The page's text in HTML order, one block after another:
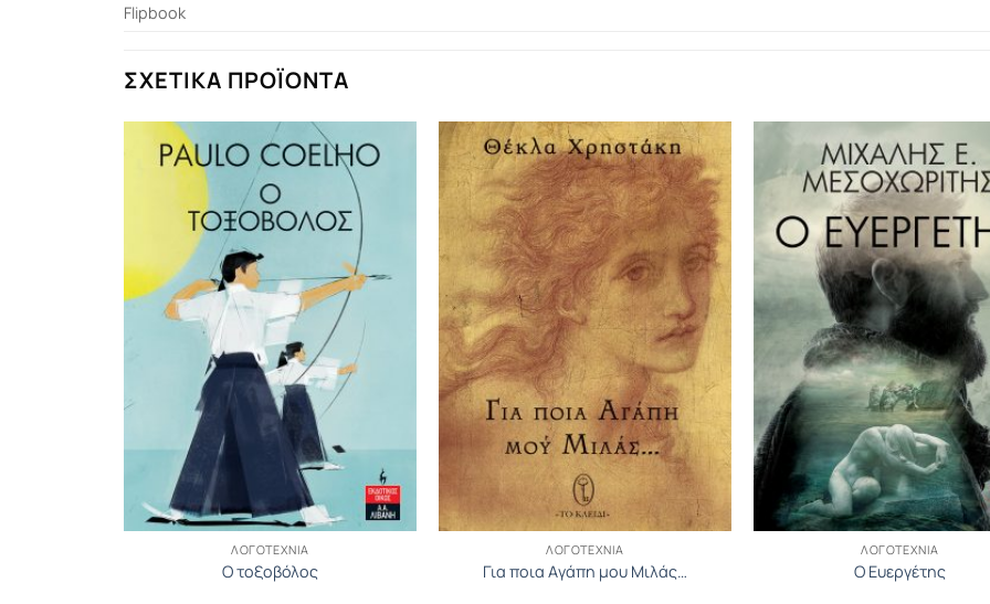
Flipbook
ΣΧΕΤΙΚΆ ΠΡΟΪΌΝΤΑ
ΛΟΓΟΤΕΧΝΊΑ
Ο τοξοβόλος
ΛΟΓΟΤΕΧΝΊΑ
Για ποια Aγάπη μου Mιλάς…
ΛΟΓΟΤΕΧΝΊΑ
Ο Ευεργέτης